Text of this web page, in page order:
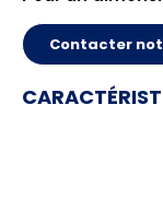
Contacter